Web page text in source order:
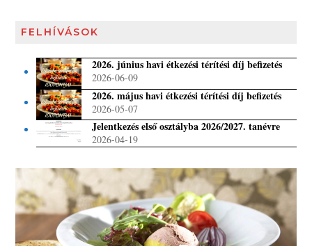
FELHÍVÁSOK
2026. június havi étkezési térítési díj befizetés
2026-06-09
2026. május havi étkezési térítési díj befizetés
2026-05-07
Jelentkezés első osztályba 2026/2027. tanévre
2026-04-19